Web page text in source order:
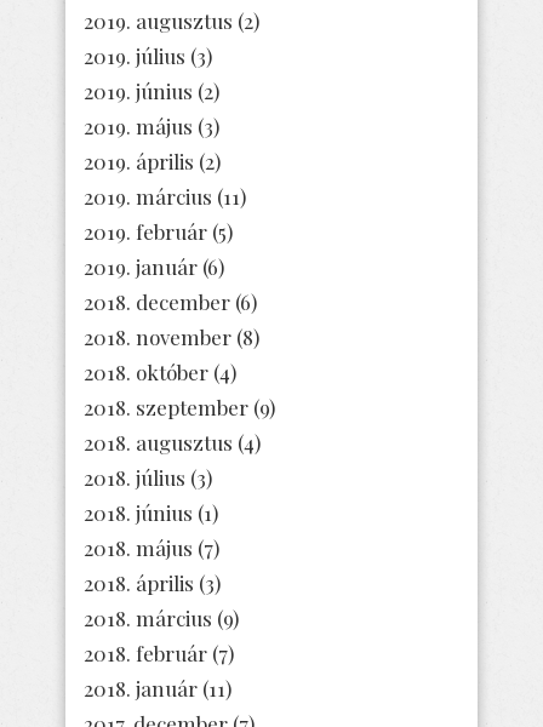
2019. augusztus (2)
2019. július (3)
2019. június (2)
2019. május (3)
2019. április (2)
2019. március (11)
2019. február (5)
2019. január (6)
2018. december (6)
2018. november (8)
2018. október (4)
2018. szeptember (9)
2018. augusztus (4)
2018. július (3)
2018. június (1)
2018. május (7)
2018. április (3)
2018. március (9)
2018. február (7)
2018. január (11)